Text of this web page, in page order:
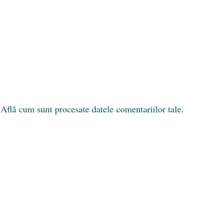
Află cum sunt procesate datele comentariilor tale.